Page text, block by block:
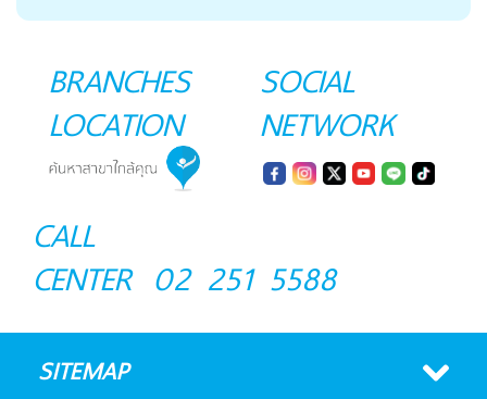
BRANCHES
LOCATION
SOCIAL
NETWORK
CALL
CENTER 02 251 5588
SITEMAP